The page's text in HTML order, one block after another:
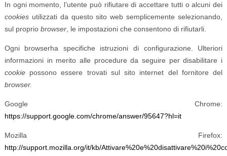
In ogni momento, l’utente può rifiutare di accettare tutti o alcuni dei
cookies utilizzati da questo sito web semplicemente selezionando,
sul proprio browser, le impostazioni che consentono di rifiutarli.
Ogni browserha specifiche istruzioni di configurazione. Ulteriori
informazioni in merito alle procedure da seguire per disabilitare i
cookie possono essere trovati sul sito internet del fornitore del
browser.
Google Chrome:
https://support.google.com/chrome/answer/95647?hl=it
Mozilla Firefox:
http://support.mozilla.org/it/kb/